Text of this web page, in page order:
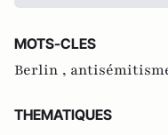
MOTS-CLES
Berlin ,
THEMATIQUES